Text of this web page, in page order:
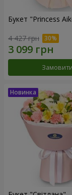
Букет "Princess
4 427 грн
Замовити